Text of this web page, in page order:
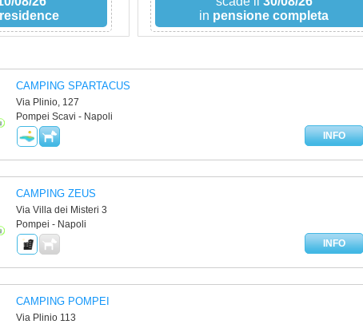
in pensione completa
CAMPING SPARTACUS
Via Plinio, 127
Pompei Scavi - Napoli
INFO
CAMPING ZEUS
Via Villa dei Misteri 3
Pompei - Napoli
INFO
CAMPING POMPEI
Via Plinio 113